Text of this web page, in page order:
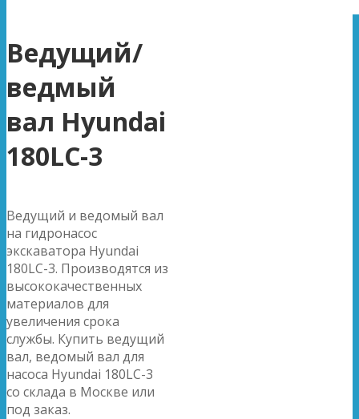
Ведущий/
ведмый
вал Hyundai
180LC-3
Ведущий и ведомый вал
на гидронасос
экскаватора Hyundai
180LC-3. Производятся из
высококачественных
материалов для
увеличения срока
службы. Купить ведущий
вал, ведомый вал для
насоса Hyundai 180LC-3
со склада в Москве или
под заказ.